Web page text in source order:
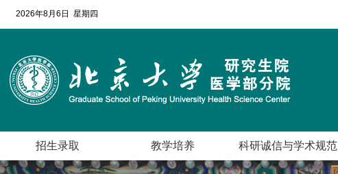
2026年8月6日 星期四
招生录取 教学培养 科研诚信与学术规范